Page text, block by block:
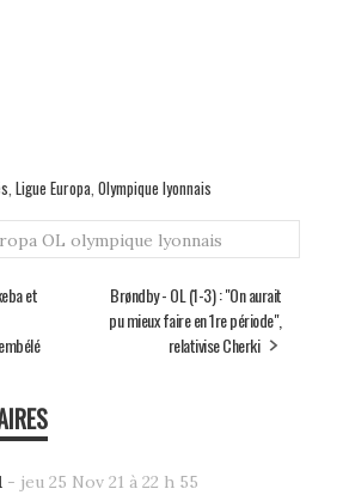
, Ligue Europa, Olympique lyonnais
OL olympique lyonnais
et
Brøndby - OL (1-3) : "On aurait
pu mieux faire en 1re période",
relativise Cherki
- jeu 25 Nov 21 à 22 h 55